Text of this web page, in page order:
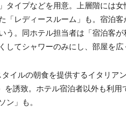
タイプなどを用意。上層階には
「レディースルーム」も。宿泊
う。同ホテル担当者は「宿泊客
してシャワーのみにし、部屋を広
イルの朝食を提供するイタリア
を誘致。ホテル宿泊者以外も利
ン」も。